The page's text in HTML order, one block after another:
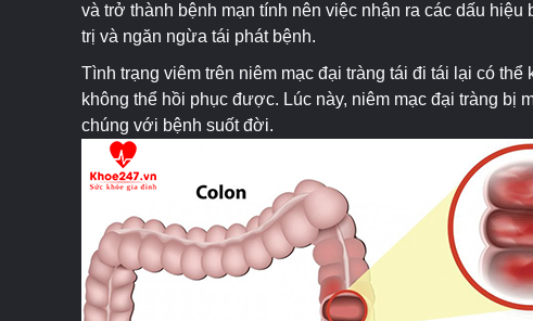
và trở thành bệnh mạn tính nên việc nhận ra các dấu hiệu
trị và ngăn ngừa tái phát bệnh.
Tình trạng viêm trên niêm mạc đại tràng tái đi tái lại có
không thể hồi phục được. Lúc này, niêm mạc đại tràng bị
chúng với bệnh suốt đời.